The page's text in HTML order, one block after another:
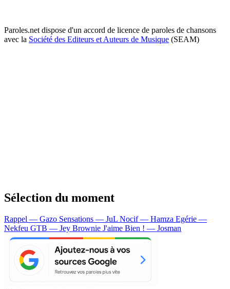
Paroles.net dispose d'un accord de licence de paroles de chansons
avec la Société des Editeurs et Auteurs de Musique (SEAM)
Sélection du moment
Rappel — Gazo Sensations — JuL Nocif — Hamza Egérie —
Nekfeu GTB — Jey Brownie J'aime Bien ! — Josman